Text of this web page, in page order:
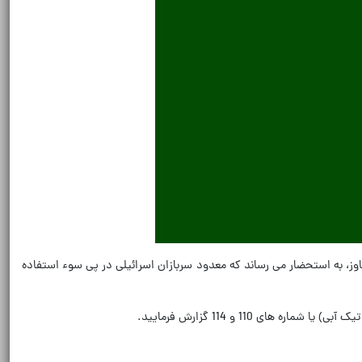
به استحضار می رساند که معدود سربازان اسرائیلی در پی سوء استفاده